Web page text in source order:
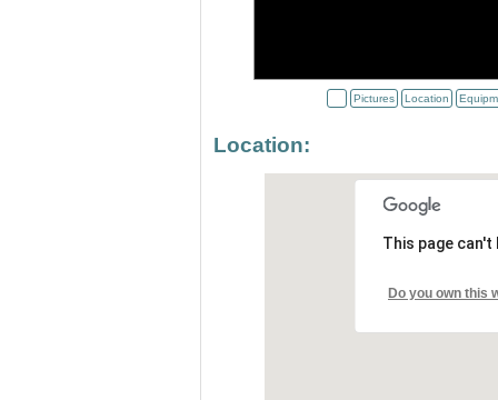
Pictures Location
Location:
This page
Do you own this